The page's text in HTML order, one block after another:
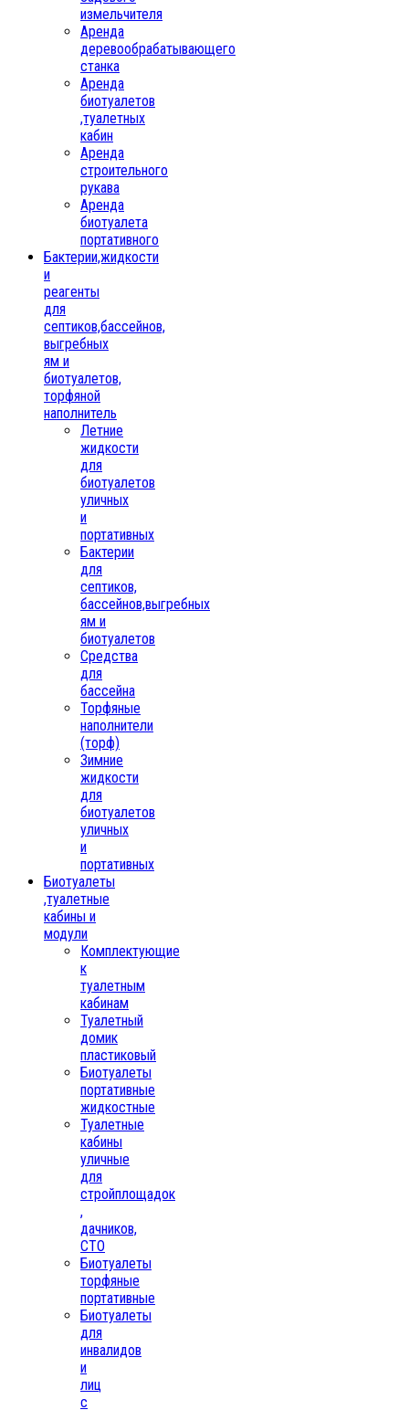
измельчителя
Аренда
деревообрабатывающего
станка
Аренда
биотуалетов
,туалетных
кабин
Аренда
строительного
рукава
Аренда
биотуалета
портативного
Бактерии,жидкости
и
реагенты
для
септиков,бассейнов,
выгребных
ям и
биотуалетов,
торфяной
наполнитель
Летние
жидкости
для
биотуалетов
уличных
и
портативных
Бактерии
для
септиков,
бассейнов,выгребных
ям и
биотуалетов
Средства
для
бассейна
Торфяные
наполнители
(торф)
Зимние
жидкости
для
биотуалетов
уличных
и
портативных
Биотуалеты
,туалетные
кабины и
модули
Комплектующие
к
туалетным
кабинам
Туалетный
домик
пластиковый
Биотуалеты
портативные
жидкостные
Туалетные
кабины
уличные
для
стройплощадок
,
дачников,
СТО
Биотуалеты
торфяные
портативные
Биотуалеты
для
инвалидов
и
лиц
с